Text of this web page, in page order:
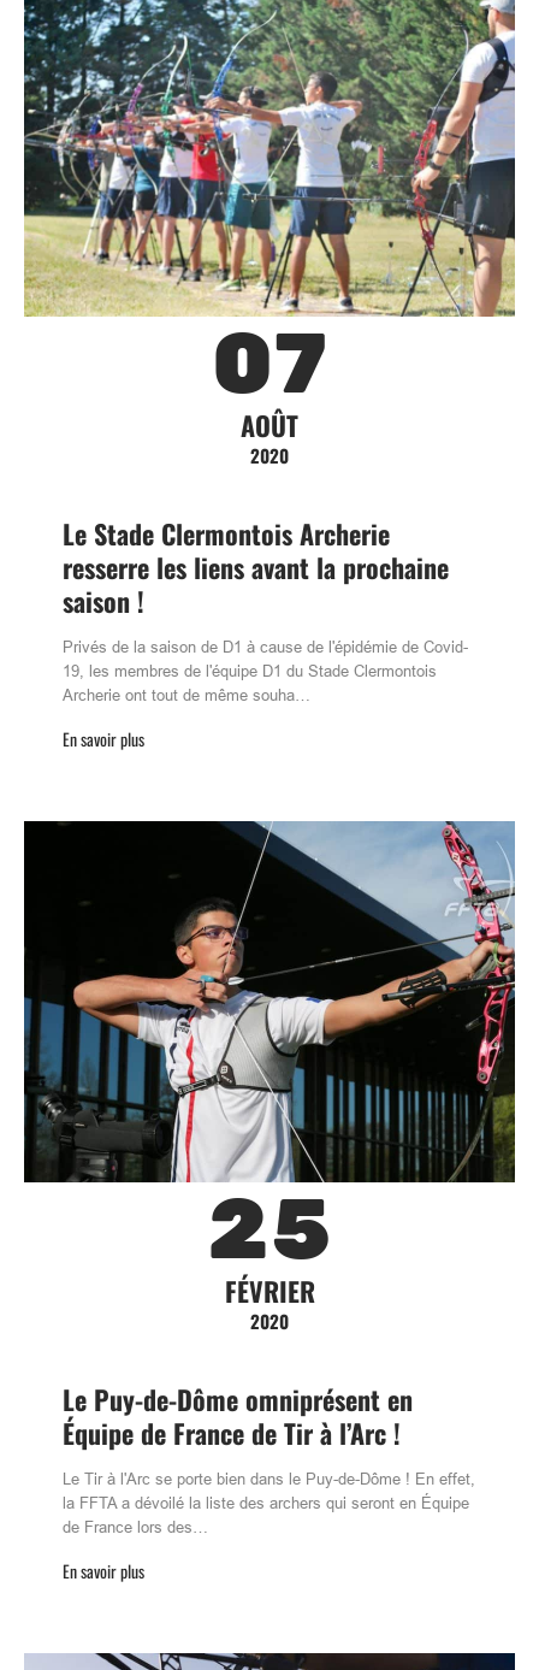
07
AOÛT
2020
Le Stade Clermontois Archerie
resserre les liens avant la prochaine
saison !
Privés de la saison de D1 à cause de l'épidémie de Covid-
19, les membres de l'équipe D1 du Stade Clermontois
Archerie ont tout de même souha…
En savoir plus
25
FÉVRIER
2020
Le Puy-de-Dôme omniprésent en
Équipe de France de Tir à l’Arc !
Le Tir à l'Arc se porte bien dans le Puy-de-Dôme ! En effet,
la FFTA a dévoilé la liste des archers qui seront en Équipe
de France lors des…
En savoir plus